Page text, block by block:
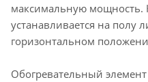
максимальную мощность.
устанавливается на полу
горизонтальном
Обогревательный